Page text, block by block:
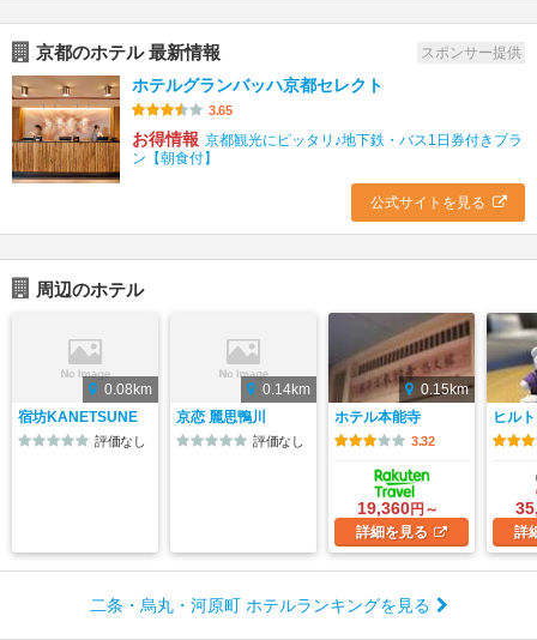
京都のホテル 最新情報 スポンサー提供
ホテルグランバッハ京都セレクト
3.65
お得情報 京都観光にピッタリ♪地下鉄・バス1日券付きプラ
ン【朝食付】
公式サイトを見る
周辺のホテル
0.08km
宿坊KANETSUNE
評価なし
0.14km
京恋 麗思鴨川
評価なし
0.15km
ホテル本能寺
3.32
19,360円～
詳細を見る
ヒル
詳
二条・烏丸・河原町 ホテルランキングを見る